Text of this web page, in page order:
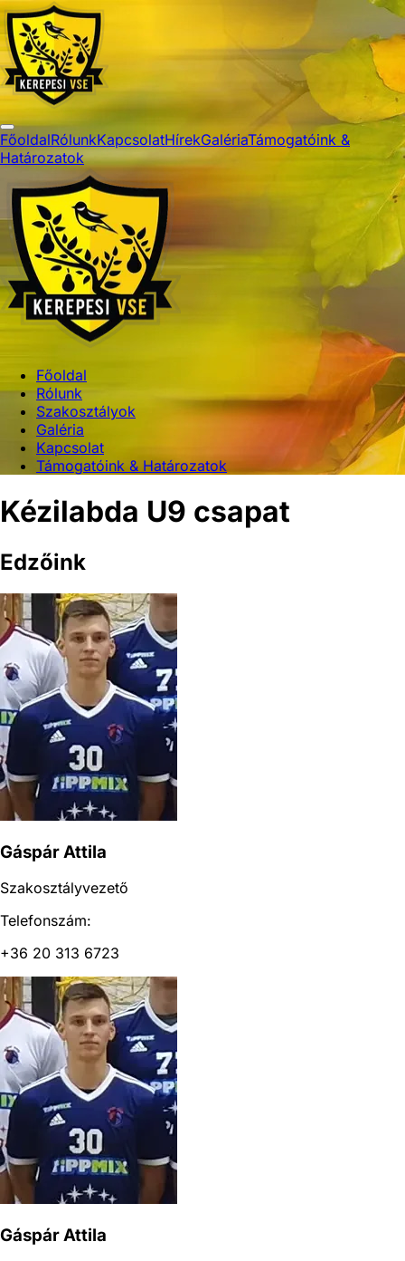
FőoldalRólunkKapcsolatHírekGalériaTámogatóink &
Határozatok
Főoldal
Rólunk
Szakosztályok
Galéria
Kapcsolat
Támogatóink & Határozatok
Kézilabda U9 csapat
Edzőink
Gáspár Attila
Szakosztályvezető
Telefonszám:
+36 20 313 6723
Gáspár Attila